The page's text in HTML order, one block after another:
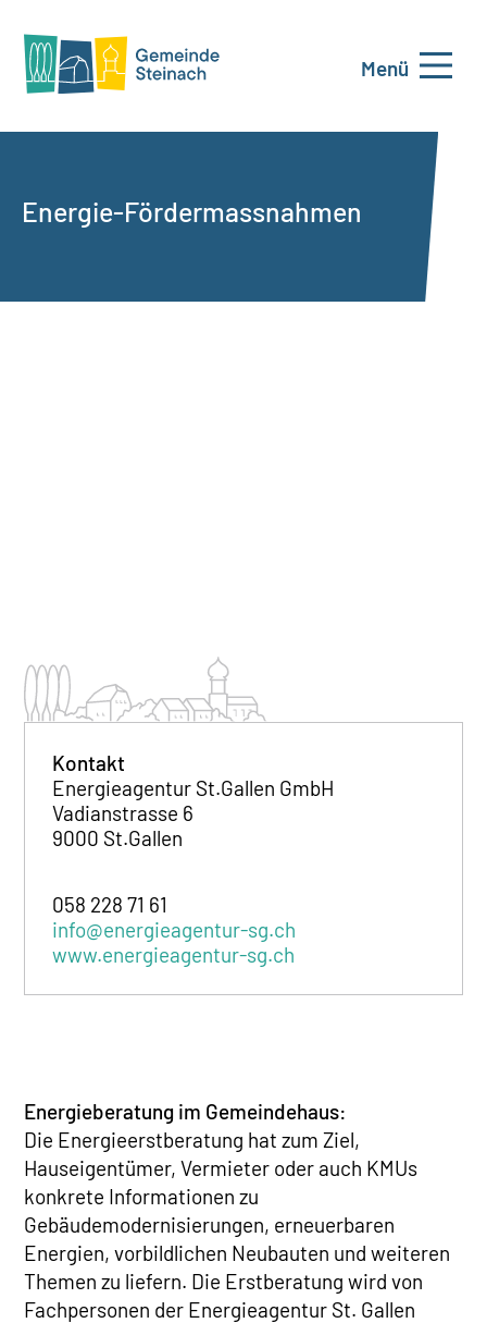
Menü
Energie-Fördermassnahmen
Kontakt
Energieagentur St.Gallen GmbH
Vadianstrasse 6
9000 St.Gallen
058 228 71 61
info@energieagentur-sg.ch
www.energieagentur-sg.ch
Energieberatung im Gemeindehaus:
Die Energieerstberatung hat zum Ziel,
Hauseigentümer, Vermieter oder auch KMUs
konkrete Informationen zu
Gebäudemodernisierungen, erneuerbaren
Energien, vorbildlichen Neubauten und weiteren
Themen zu liefern. Die Erstberatung wird von
Fachpersonen der Energieagentur St. Gallen